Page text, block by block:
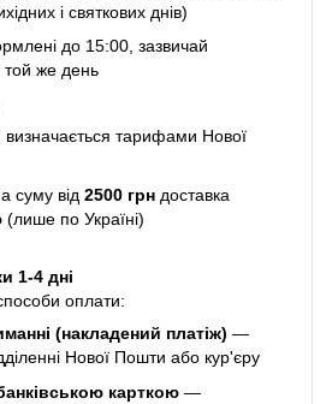
і святкових днів)
до 15:00, зазвичай
той же день
визначається тарифами Нової
суму від 2500 грн доставка
(лише по Україні)
1-4 дні
оплати:
(накладений платіж) —
Нової Пошти або кур'єру
карткою —